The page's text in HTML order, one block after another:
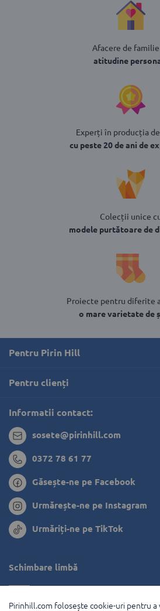
Afacere de familie
atitudine
Experți în producția
cu peste 20 de ani de
Colecții unice
modele purtătoare de
Proiecte pentru diferite
o mare varietate de
Pentru Pirin Hill
Pentru clienți
Informatii contact:
sosete@pirinhill.com
0372 78 61 77
Găsește-ne pe Facebook
Urmărește-ne pe Instagram
Urmăriți-ne pe TikTok
Schimbare limbă
Pirinhill.com folosește cookie-uri pentru a